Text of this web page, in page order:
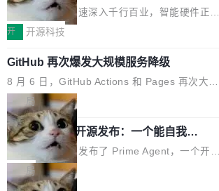
度,案例厚度、全域覆盖、多线协同...
看起来最令人兴奋的论文，那它们大部分都是过
度宣传的。」 这才是真正的痛点。不是所有论文
都有问题，是最吸引眼球的那批论文最有问题。
他引用的帖子来自 Mathew Shen，一位 ICLR 2
026 的读者：「看了篇 ...
工作过。近日他在 X 上发了一条帖子，列出了他
认为现代 AI 领域最重要的三个开源项目。 第一
理由很具体。FA 系列不需要解释，但 FA2 是他
认为最重要的一个——复杂度恰到好处，刚好能
驱动你去学 CuTe，但还没被那些"邪恶的" Hopp
er++ 优化所淹没，足够容易修改和适配。 更关
键的是 FA2 的持久性...
硬件开发者日杭州站即将举行
随着万物智联加速深入千行百业，智能硬件正从
单点设备迈向智能化、网联化、协同化发展。作
鸿蒙通过统一技术底座和分布式能力，为不同类
型智能设备的开发、连接与互联提供关键支撑，
也为产业链企业探索产品创新与商业增长打开新
的空间。 8月14日，开源鸿蒙智能硬件开发者日
（OHDD：OpenHarmony Hardware Develope
r Day）将在杭州启航。活动面向智能硬件产业
链企业和开发者，邀请行业专家与资深技术顾
问，围绕开源鸿蒙技术能力、设备适配、芯片适
开 开源科技
GitHub 再次爆发大规模服务降级
8 月 6 日，GitHub Actions 和 Pages 再次大规
模服务降级，Actions 完全不可用超过 5 小时，
webhook 停发，连自托管 runner 也因调度层故
障无法工作。Pages、Copilot code review、C
opilot coding agent 全部受影响。从检测到完全
恢复，大约 12 小时。 这是 2026 年 8 月的第六
起事故，其中四起与 AI/Copilot 服务相关。 Git
局
Prime Agent 开源发布：一个能自我改
进的编程 Agent，ARC-AGI 3 超越人类
专家基线
Prime Intellect 发布了 Prime Agent，一个开源
的编程 Agent Harness，核心设计围绕两个抽
象：Recursive Language Model（RLM）和 C
局